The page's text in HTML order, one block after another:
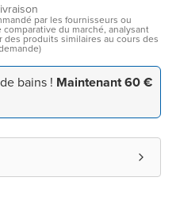
par les fournisseurs ou
du marché, analysant
produits similaires au cours des
bains ! Maintenant 60 €